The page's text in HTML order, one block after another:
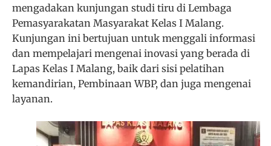
mengadakan kunjungan studi tiru di Lembaga
Pemasyarakatan Masyarakat Kelas I Malang.
Kunjungan ini bertujuan untuk menggali informasi
dan mempelajari mengenai inovasi yang berada di
Lapas Kelas I Malang, baik dari sisi pelatihan
kemandirian, Pembinaan WBP, dan juga mengenai
layanan.